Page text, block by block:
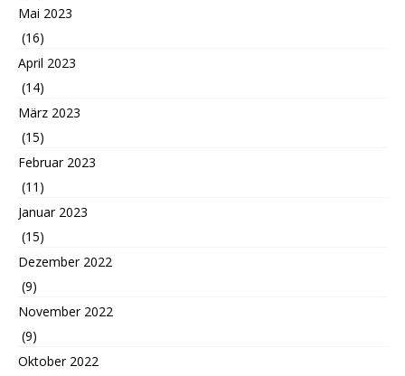
Mai 2023
(16)
April 2023
(14)
März 2023
(15)
Februar 2023
(11)
Januar 2023
(15)
Dezember 2022
(9)
November 2022
(9)
Oktober 2022